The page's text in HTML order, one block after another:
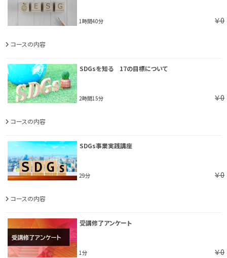
1時間40分 ￥0
コースの内容
SDGsを知る 17の目標について
2時間15分 ￥0
コースの内容
SDGs事業実践講座
29分 ￥0
コースの内容
受講修了アンケート
1分 ￥0